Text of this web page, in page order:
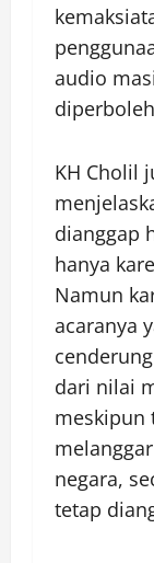
audio
KH Cholil
dianggap
hanya
Namun
acaranya
dari nilai
meskipun
negara,
tetap